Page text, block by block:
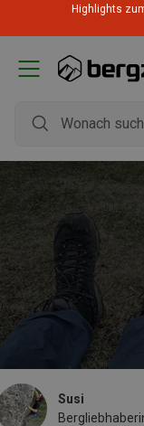
Highlights
Susi